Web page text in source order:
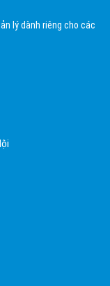
lý dành riêng cho các